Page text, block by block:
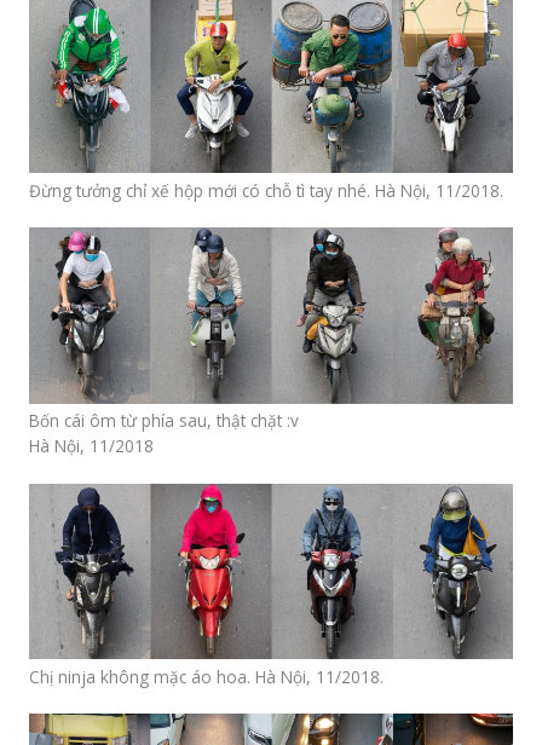
Đừng tưởng chỉ xế hộp mới có chỗ tì tay nhé. Hà Nội, 11/2018.
Bốn cái ôm từ phía sau, thật chặt :v
Hà Nội, 11/2018
Chị ninja không mặc áo hoa. Hà Nội, 11/2018.